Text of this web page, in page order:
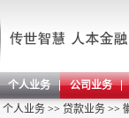
个人业务
公司业务
个人业务 >> 贷款业务 >>